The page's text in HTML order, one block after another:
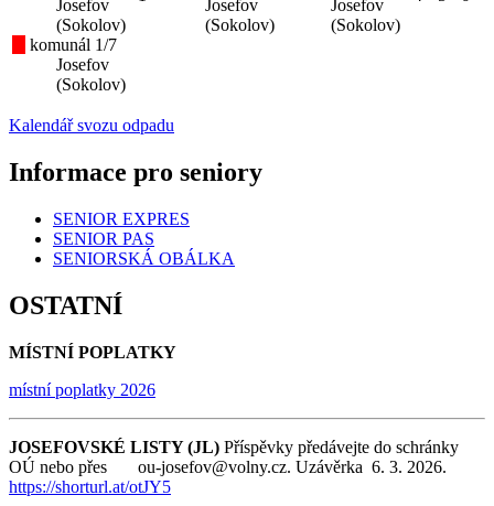
Josefov
(Sokolov)
komunál 1/7
Josefov
(Sokolov)
Josefov
(Sokolov)
Josefov
(Sokolov)
Kalendář svozu odpadu
Informace pro seniory
SENIOR EXPRES
SENIOR PAS
SENIORSKÁ OBÁLKA
OSTATNÍ
MÍSTNÍ POPLATKY
místní poplatky 2026
JOSEFOVSKÉ LISTY (JL) Příspěvky předávejte do schránky
OÚ nebo přes ou-josefov@volny.cz. Uzávěrka 6. 3. 2026.
https://shorturl.at/otJY5